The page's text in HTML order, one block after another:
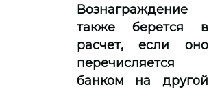
Вознаграждение
также берется в
расчет, если оно
перечисляется
банком на другой